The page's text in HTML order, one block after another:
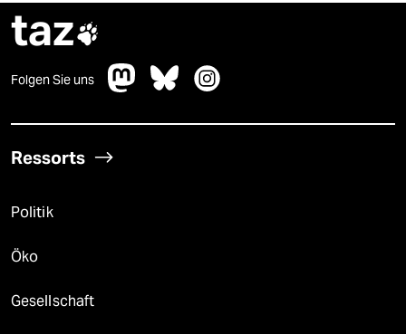
taz
Folgen Sie uns
Ressorts
Politik
Öko
Gesellschaft